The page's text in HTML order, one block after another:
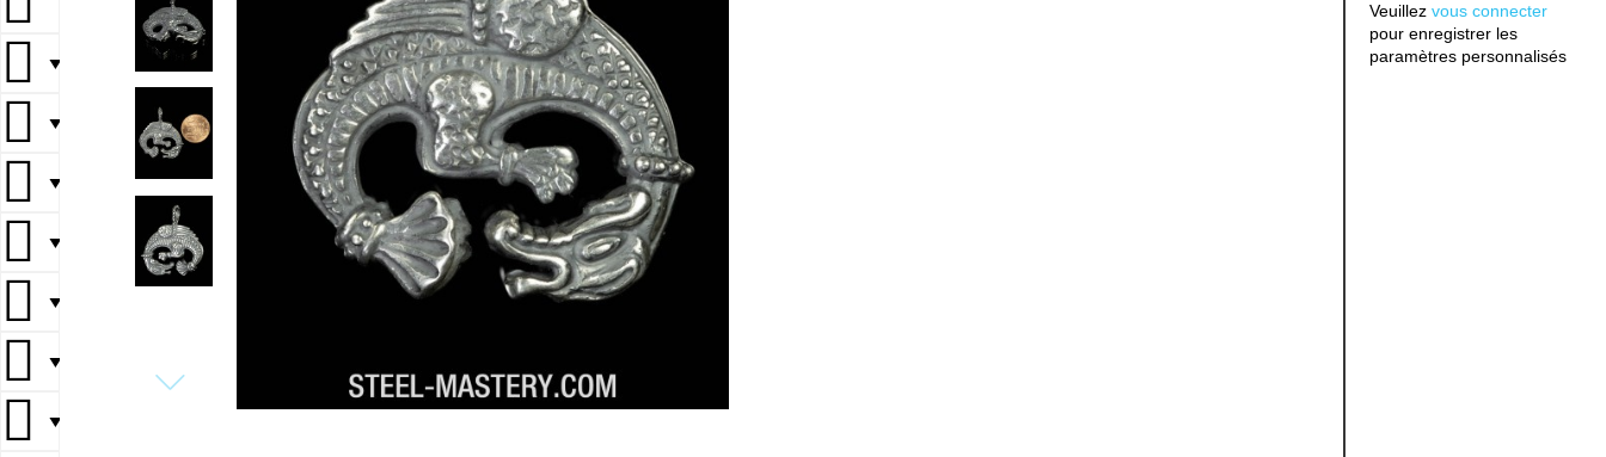
▼
▼
▼
▼
▼
▼
▼
Veuillez vous connecter
pour enregistrer les
paramètres personnalisés